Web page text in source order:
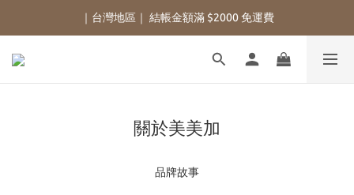
｜台灣地區｜ 結帳金額滿 $2000 免運費
關於美美加
品牌故事